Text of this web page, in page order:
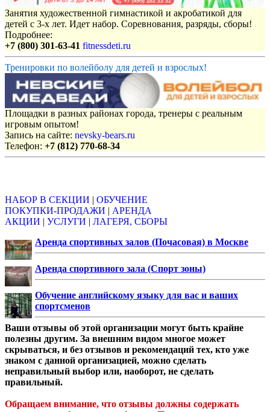
Занятия художественной гимнастикой и акробатикой для
детей с 3-х лет. Идет набор. Соревнования, разряды, сборы!
Подробнее:
+7 (800) 301-63-41 fitnessdeti.ru
Тренировки по волейболу для детей и взрослых!
Площадки в разных районах города, тренеры с реальным
игровым опытом!
Запись на сайте: nevsky-bears.ru
Телефон: +7 (812) 770-68-34
НАБОР В СЕКЦИИ | ОБУЧЕНИЕ
ПОКУПКИ-ПРОДАЖИ | АРЕНДА
АКЦИИ | УСЛУГИ | ЛАГЕРЯ, СБОРЫ
Аренда спортивных залов (Почасовая) в Москве
Аренда спортивного зала (Спорт зоны)
Обучение английскому языку для вас и ваших
спортсменов
Ваши отзывы об этой организации могут быть крайне
полезны другим. За внешним видом многое может
скрываться, и без отзывов и рекомендаций тех, кто уже
знаком с данной организацией, можно сделать
неправильный выбор или, наоборот, не сделать
правильный.
Обращаем внимание, что отзывы должны содержать